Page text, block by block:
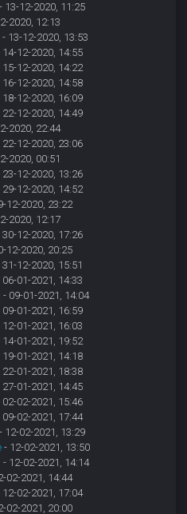
- 13-12-2020, 11:25
2020, 12:13
- 13-12-2020, 13:53
14-12-2020, 14:55
15-12-2020, 14:22
16-12-2020, 14:58
18-12-2020, 16:09
22-12-2020, 14:49
2020, 22:44
22-12-2020, 23:06
2020, 00:51
23-12-2020, 13:26
29-12-2020, 14:52
12-2020, 23:22
2020, 12:17
30-12-2020, 17:26
12-2020, 20:25
31-12-2020, 15:51
06-01-2021, 14:33
- 09-01-2021, 14:04
09-01-2021, 16:59
12-01-2021, 16:03
14-01-2021, 19:52
19-01-2021, 14:18
22-01-2021, 18:38
27-01-2021, 14:45
02-02-2021, 15:46
09-02-2021, 17:44
- 12-02-2021, 13:29
- 12-02-2021, 13:50
- 12-02-2021, 14:14
02-2021, 14:44
12-02-2021, 17:04
02-2021, 20:00